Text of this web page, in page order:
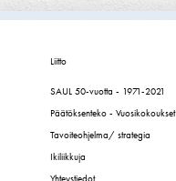
Liitto
SAUL 50-vuotta - 1971-2021
Päätöksenteko - Vuosikokoukset
Tavoiteohjelma/ strategia
Ikiliikkuja